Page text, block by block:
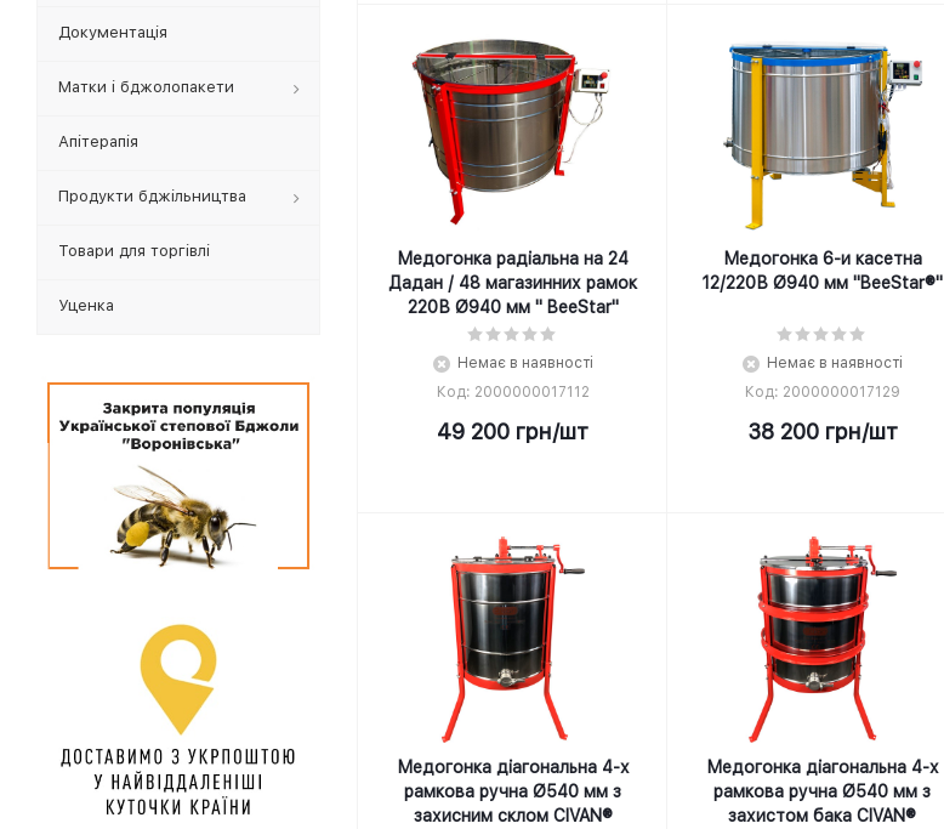
Медогонка радіальна на 24
Дадан / 48 магазинних рамок
220В Ø940 мм " BeeStar"
Немає в наявності
Код: 2000000017112
49 200 грн/шт
Медогонка 6-и касетна
12/220В Ø940 мм "BeeStar®"
Немає в наявності
Код: 2000000017129
38 200грн/шт
Медогонка діагональна 4-х
рамкова ручна Ø540 мм з
захисним склом CIVAN®
Медогонка діагональна 4-х
рамкова ручна Ø540 мм з
захистом бака CIVAN®
Документація
Матки і бджолопакети
Апітерапія
Продукти бджільництва
Товари для торгівлі
Уценка